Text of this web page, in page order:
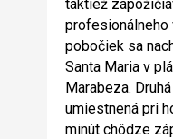
taktiež
profesionálneho
pobočiek sa
Santa Maria v
Marabeza.
umiestnená pri
minút chôdze